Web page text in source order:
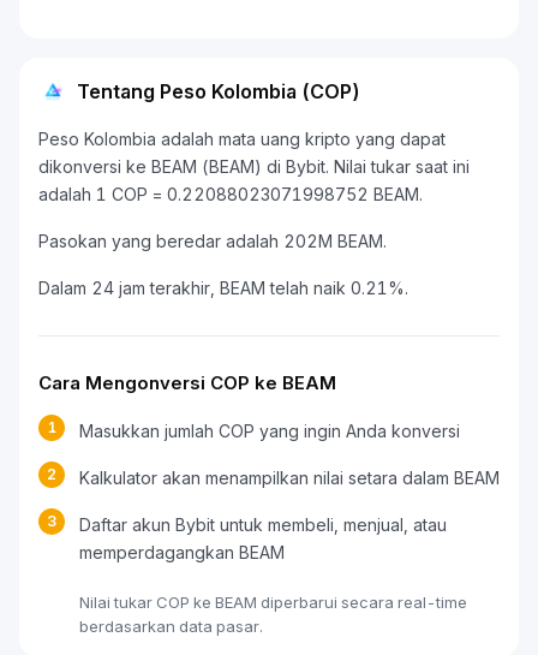
Tentang Peso Kolombia (COP)
Peso Kolombia adalah mata uang kripto yang dapat
dikonversi ke BEAM (BEAM) di Bybit. Nilai tukar saat ini
adalah 1 COP = 0.22088023071998752 BEAM.
Pasokan yang beredar adalah 202M BEAM.
Dalam 24 jam terakhir, BEAM telah naik 0.21%.
Cara Mengonversi COP ke BEAM
1 Masukkan jumlah COP yang ingin Anda konversi
2 Kalkulator akan menampilkan nilai setara dalam BEAM
3
Daftar akun Bybit untuk membeli, menjual, atau
memperdagangkan BEAM
Nilai tukar COP ke BEAM diperbarui secara real-time
berdasarkan data pasar.